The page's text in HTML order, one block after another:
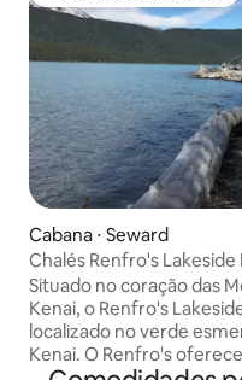
Cabana ⋅ Seward
Chalés Renfro's
Situado no coração das
Kenai, o Renfro's
localizado no verde
Kenai. O Renfro's